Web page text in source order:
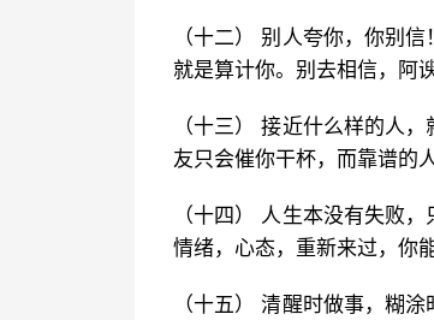
（十二） 别人夸你，你别
就是算计你。别去相信，阿
（十三） 接近什么样的人
友只会催你干杯，而靠谱的
（十四） 人生本没有失败
情绪，心态，重新来过，你能
（十五） 清醒时做事，糊